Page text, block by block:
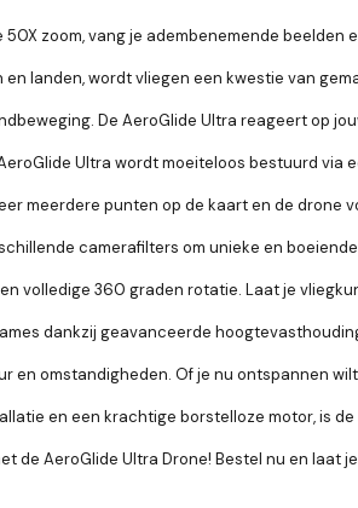
zoom, vang je adembenemende beelden
landen, wordt vliegen een kwestie van
De AeroGlide Ultra reageert op
Ultra wordt moeiteloos bestuurd via
meerdere punten op de kaart en de drone
camerafilters om unieke en
volledige 360 graden rotatie. Laat je
dankzij geavanceerde
en omstandigheden. Of je nu ontspannen
en een krachtige borstelloze motor, is
de AeroGlide Ultra Drone! Bestel nu en laat